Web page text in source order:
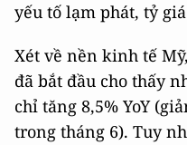
yếu tố lạm phát, tỷ
Xét về nền kinh tế
đã bắt đầu cho thấy
chỉ tăng 8,5% YoY
trong tháng 6). Tuy